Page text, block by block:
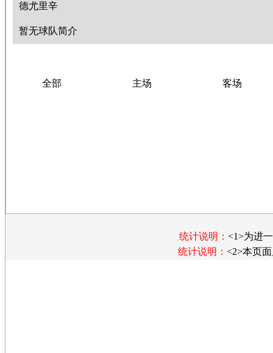
德尤里辛
暂无球队简介
全部 主场 客场
统计说明： <1>为进
统计说明： <2>本页